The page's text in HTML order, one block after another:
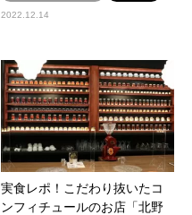
2022.12.14
実食レポ！こだわり抜いたコ
ンフィチュールのお店「北野